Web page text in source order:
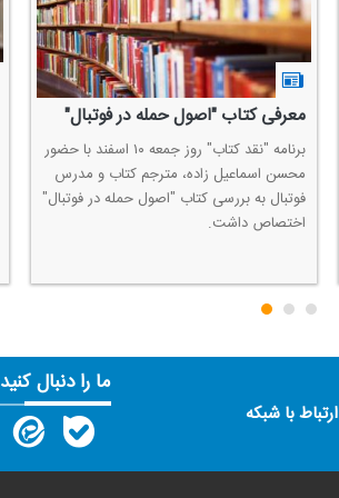
معرفی كتاب "اصول حمله در فوتبال"
برنامه "نقد كتاب" روز جمعه ۱۰ اسفند با حضور
محسن اسماعیل زاده، مترجم كتاب و مدرس
فوتبال به بررسی كتاب "اصول حمله در فوتبال"
اختصاص داشت.
ارتباط با شبکه
ما را دنبال کنید